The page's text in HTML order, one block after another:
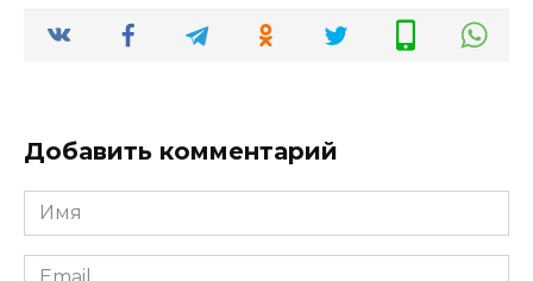
Добавить комментарий
Имя
*
Email